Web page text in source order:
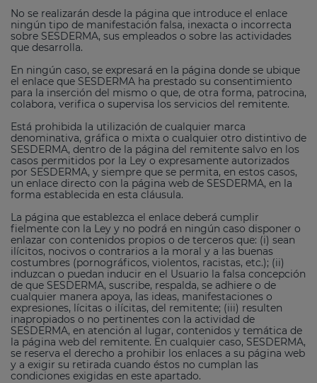
No se realizarán desde la página que introduce el enlace
ningún tipo de manifestación falsa, inexacta o incorrecta
sobre SESDERMA, sus empleados o sobre las actividades
que desarrolla.
En ningún caso, se expresará en la página donde se ubique
el enlace que SESDERMA ha prestado su consentimiento
para la inserción del mismo o que, de otra forma, patrocina,
colabora, verifica o supervisa los servicios del remitente.
Está prohibida la utilización de cualquier marca
denominativa, gráfica o mixta o cualquier otro distintivo de
SESDERMA, dentro de la página del remitente salvo en los
casos permitidos por la Ley o expresamente autorizados
por SESDERMA, y siempre que se permita, en estos casos,
un enlace directo con la página web de SESDERMA, en la
forma establecida en esta cláusula.
La página que establezca el enlace deberá cumplir
fielmente con la Ley y no podrá en ningún caso disponer o
enlazar con contenidos propios o de terceros que: (i) sean
ilícitos, nocivos o contrarios a la moral y a las buenas
costumbres (pornográficos, violentos, racistas, etc.); (ii)
induzcan o puedan inducir en el Usuario la falsa concepción
de que SESDERMA, suscribe, respalda, se adhiere o de
cualquier manera apoya, las ideas, manifestaciones o
expresiones, lícitas o ilícitas, del remitente; (iii) resulten
inapropiados o no pertinentes con la actividad de
SESDERMA, en atención al lugar, contenidos y temática de
la página web del remitente. En cualquier caso, SESDERMA,
se reserva el derecho a prohibir los enlaces a su página web
y a exigir su retirada cuando éstos no cumplan las
condiciones exigidas en este apartado.